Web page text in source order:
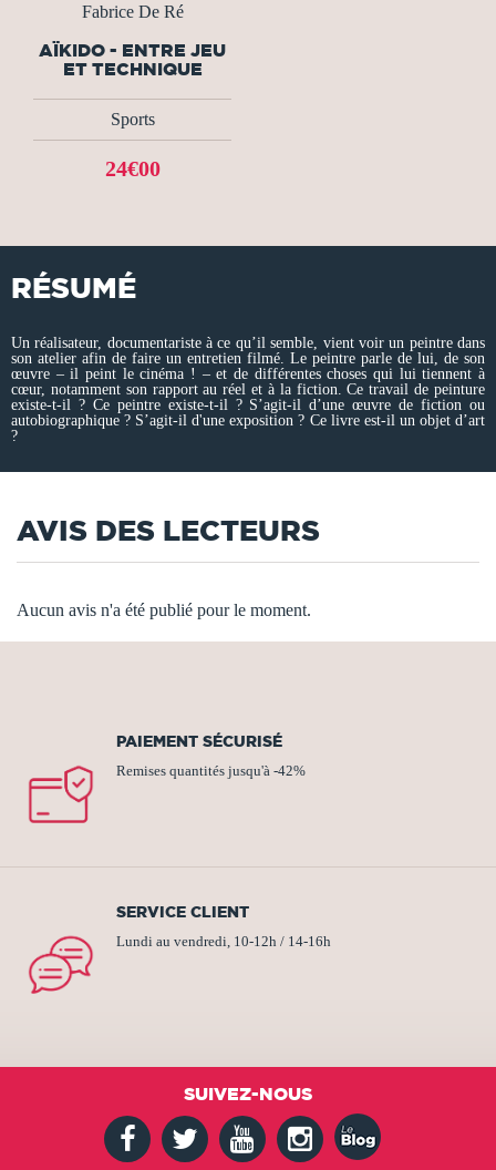
Fabrice De Ré
AÏKIDO - ENTRE JEU
ET TECHNIQUE
Sports
24€00
RÉSUMÉ
Un réalisateur, documentariste à ce qu’il semble, vient voir un peintre dans
son atelier afin de faire un entretien filmé. Le peintre parle de lui, de son
œuvre – il peint le cinéma ! – et de différentes choses qui lui tiennent à
cœur, notamment son rapport au réel et à la fiction. Ce travail de peinture
existe-t-il ? Ce peintre existe-t-il ? S’agit-il d’une œuvre de fiction ou
autobiographique ? S’agit-il d'une exposition ? Ce livre est-il un objet d’art
?
AVIS DES LECTEURS
Aucun avis n'a été publié pour le moment.
PAIEMENT SÉCURISÉ
Remises quantités jusqu'à -42%
SERVICE CLIENT
Lundi au vendredi, 10-12h / 14-16h
SUIVEZ-NOUS